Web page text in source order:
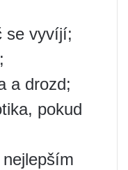
se vyvíjí;
a drozd;
pokud